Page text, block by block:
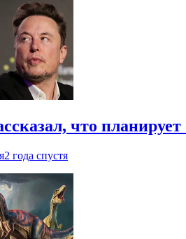
что
2 года спустя